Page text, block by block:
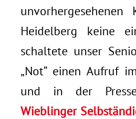
Heidelberg keine
schaltete unser
„Not“ einen Aufruf
und in der
Wieblinger